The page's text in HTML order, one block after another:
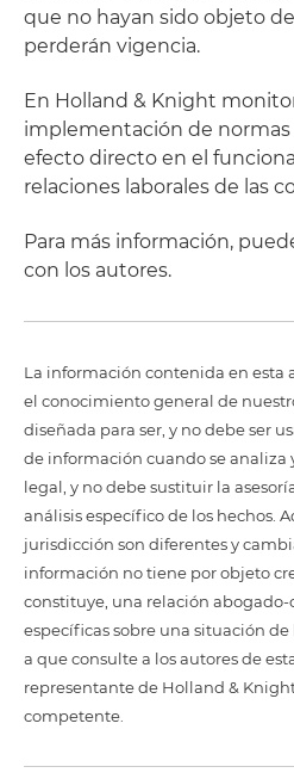
que no hayan sido objeto
perderán vigencia.
En Holland & Knight
implementación de
efecto directo en el
relaciones laborales de las
Para más información,
con los autores.
La información contenida en esta
el conocimiento general de
diseñada para ser, y no debe ser
de información cuando se analiza
legal, y no debe sustituir la
análisis específico de los hechos.
jurisdicción son diferentes y
información no tiene por objeto
constituye, una relación
específicas sobre una situación
a que consulte a los autores de
representante de Holland &
competente.